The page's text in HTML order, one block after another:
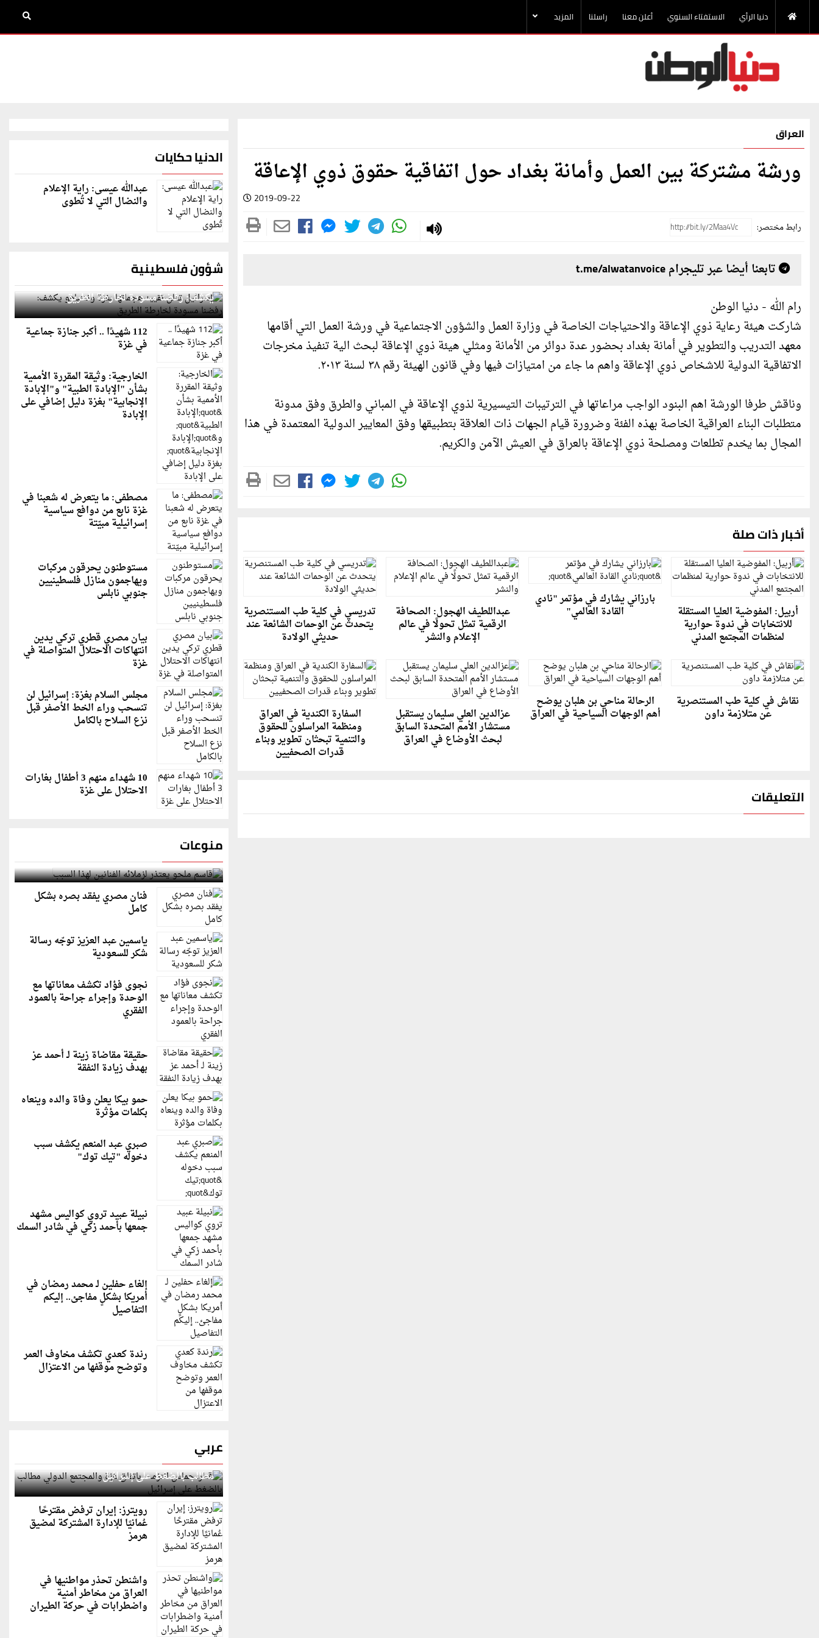
دنيا الرأي الاستفتاء السنوي أعلن معنا راسلنا المزيد
العراق
ورشة مشتركة بين العمل وأمانة بغداد حول اتفاقية حقوق ذوي الإعاقة
2019-09-22
رابط مختصر:
تابعنا أيضا عبر تليجرام t.me/alwatanvoice
رام الله - دنيا الوطن
شاركـت هيئة رعاية ذوي الإعاقة والاحتياجات الخاصة في وزارة العمل والشؤون الاجتماعية في ورشة العمل التي أقامها
معهد التدريب والتطوير في أمانة بغداد بحضور عدة دوائر من الأمانة ومثلي هيئة ذوي الإعاقة لبحث الية تنفيذ مخرجات
الاتفاقية الدولية للاشخاص ذوي الإعاقة واهم ما جاء من امتيازات فيها وفي قانون الهيئة رقم ٣٨ لسنة ٢٠١٣.
وناقش طرفا الورشة اهم البنود الواجب مراعاتها في الترتيبات التيسيرية لذوي الإعاقة في المباني والطرق وفق مدونة
متطلبات البناء العراقية الخاصة بهذه الفئة وضرورة قيام الجهات ذات العلاقة بتطبيقها وفق المعايير الدولية المعتمدة في هذا
المجال بما يخدم تطلعات ومصلحة ذوي الإعاقة بالعراق في العيش الآمن والكريم.
أخبار ذات صلة
أربيل: المفوضية العليا المستقلة
للانتخابات في ندوة حوارية
لمنظمات المجتمع المدني
بارزاني يشارك في مؤتمر "نادي
القادة العالمي" عبداللطيف الهجول: الصحافة
الرقمية تمثل تحولًا في عالم
الإعلام والنشر
تدريسي في كلية طب المستنصرية
يتحدث عن الوحمات الشائعة عند
حديثي الولادة
نقاش في كلية طب المستنصرية
عن متلازمة داون
الرحالة مناحي بن هلبان يوضح
أهم الوجهات السياحية في العراق عزالدين العلي سليمان يستقبل
مستشار الأمم المتحدة السابق
لبحث الأوضاع في العراق
السفارة الكندية في العراق
ومنظمة المراسلون للحقوق
والتنمية تبحثان تطوير وبناء
قدرات الصحفيين
التعليقات
الدنيا حكايات
عبدالله عيسى: راية الإعلام
والنضال التي لا تُطوى
شؤون فلسطينية
إسرائيل تعلن تقييد هجماتها بغزة ونتنياهو
يكشف: رفضنا مسودة لخارطة الطريق
112 شهيدًا .. أكبر جنازة جماعية
في غزة
الخارجية: وثيقة المقررة الأممية
بشأن "الإبادة الطبية" و"الإبادة
الإنجابية" بغزة دليل إضافي على
الإبادة
مصطفى: ما يتعرض له شعبنا في
غزة نابع من دوافع سياسية
إسرائيلية مبيّتة
مستوطنون يحرقون مركبات
ويهاجمون منازل فلسطينيين
جنوبي نابلس
بيان مصري قطري تركي يدين
انتهاكات الاحتلال المتواصلة في
غزة
مجلس السلام بغزة: إسرائيل لن
تنسحب وراء الخط الأصفر قبل
نزع السلاح بالكامل
10 شهداء منهم 3 أطفال بغارات
الاحتلال على غزة
منوعات
قاسم ملحو يعتذر لزملائه الفنانين لهذا السبب
فنان مصري يفقد بصره بشكل
كامل
ياسمين عبد العزيز توجّه رسالة
شكر للسعودية
نجوى فؤاد تكشف معاناتها مع
الوحدة وإجراء جراحة بالعمود
الفقري
حقيقة مقاضاة زينة لـ أحمد عز
بهدف زيادة النفقة
حمو بيكا يعلن وفاة والده وينعاه
بكلمات مؤثرة
صبري عبد المنعم يكشف سبب
دخوله "تيك توك"
نبيلة عبيد تروي كواليس مشهد
جمعها بأحمد زكي في شادر السمك
إلغاء حفلين لـ محمد رمضان في
أمريكا بشكلٍ مفاجئ.. إليكم
التفاصيل
رندة كعدي تكشف مخاوف العمر
وتوضح موقفها من الاعتزال
عربي
قطر: حماس التزمت باتفاق غزة والمجتمع الدولي
مطالب بالضغط على إسرائيل
رويترز: إيران ترفض مقترحًا
عُمانيًا للإدارة المشتركة لمضيق
هرمز
واشنطن تحذر مواطنيها في
العراق من مخاطر أمنية
واضطرابات في حركة الطيران